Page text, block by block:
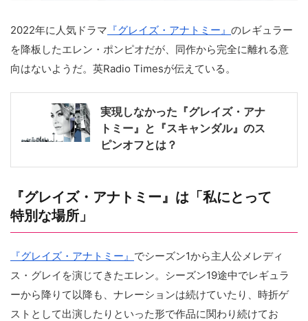
2022年に人気ドラマ 『グレイズ・アナトミー』 のレギュラー
を降板したエレン・ポンピオだが、同作から完全に離れる意
向はないようだ。英Radio Timesが伝えている。
実現しなかった『グレイズ・アナ
トミー』と『スキャンダル』のス
ピンオフとは？
『グレイズ・アナトミー』は「私にとって
特別な場所」
『グレイズ・アナトミー』 でシーズン1から主人公メレディ
ス・グレイを演じてきたエレン。シーズン19途中でレギュラ
ーから降りて以降も、ナレーションは続けていたり、時折ゲ
ストとして出演したりといった形で作品に関わり続けてお